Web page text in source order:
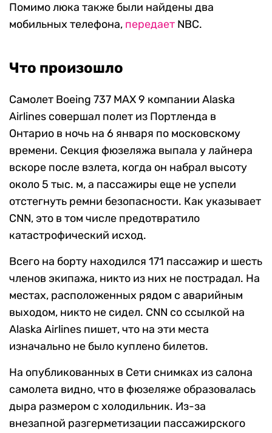
Помимо люка также были найдены два
мобильных телефона, передает NBC.
Что произошло
Самолет Boeing 737 MAX 9 компании Alaska
Airlines совершал полет из Портленда в
Онтарио в ночь на 6 января по московскому
времени. Секция фюзеляжа выпала у лайнера
вскоре после взлета, когда он набрал высоту
около 5 тыс. м, а пассажиры еще не успели
отстегнуть ремни безопасности. Как указывает
CNN, это в том числе предотвратило
катастрофический исход.
Всего на борту находился 171 пассажир и шесть
членов экипажа, никто из них не пострадал. На
местах, расположенных рядом с аварийным
выходом, никто не сидел. CNN со ссылкой на
Alaska Airlines пишет, что на эти места
изначально не было куплено билетов.
На опубликованных в Сети снимках из салона
самолета видно, что в фюзеляже образовалась
дыра размером с холодильник. Из-за
внезапной разгерметизации пассажирского